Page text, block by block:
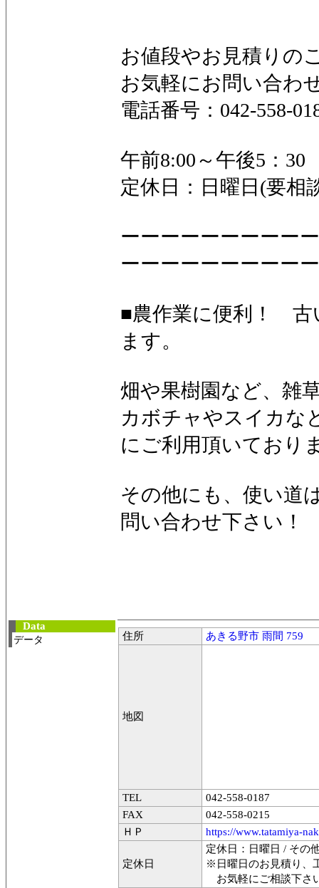
お値段やお見積りの
お気軽にお問い合わ
電話番号：042-558-
午前8:00～午後5：
定休日：日曜日(要相
ーーーーーーーーー
ーーーーーーーーー
■農作業に便利！ 古
ます。
畑や果樹園など、雑
カボチャやスイカな
にご利用頂いており
その他にも、使い道
問い合わせ下さい！
Data
データ 住所 あきる野市 雨間 759
地図
TEL
042-558-0187
FAX
042-558-0215
ＨＰ
https://www.tatamiya-
定休日
定休日：日曜日 / その
※日曜日のお見積り、
お気軽にご相談下さ